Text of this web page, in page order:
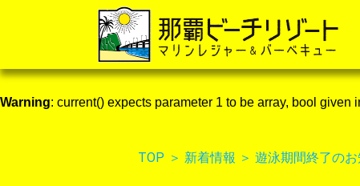
Warning: current() expects parameter 1 to be array, bool given
TOP ＞ 新着情報 ＞ 遊泳期間終了のお